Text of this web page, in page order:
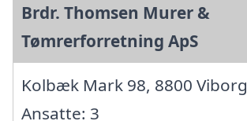
Brdr. Thomsen Murer &
Tømrerforretning ApS
Kolbæk Mark 98, 8800 Viborg
Ansatte: 3